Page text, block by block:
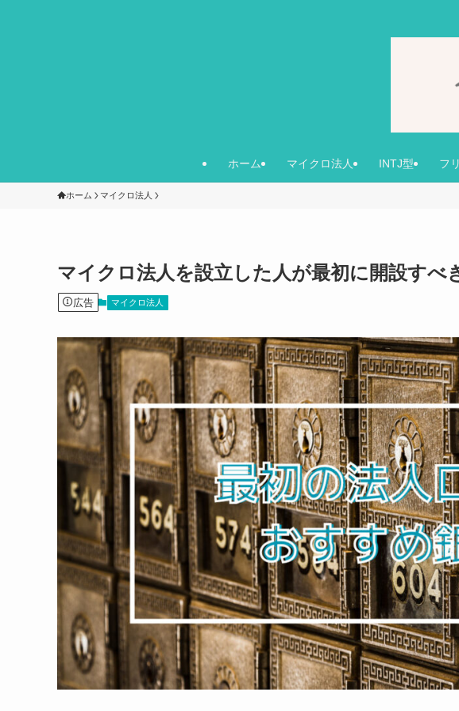
ホーム マイクロ法人 INTJ型 フ
ホーム マイクロ法人
マイクロ法人を設立した人が最初に開設すべ
広告 マイクロ法人